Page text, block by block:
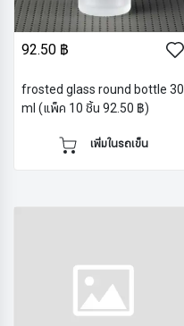
92.50 ฿
frosted glass round bottle 30
ml (แพ็ค 10 ชิ้น 92.50 ฿)
เพิ่มในรถเข็น